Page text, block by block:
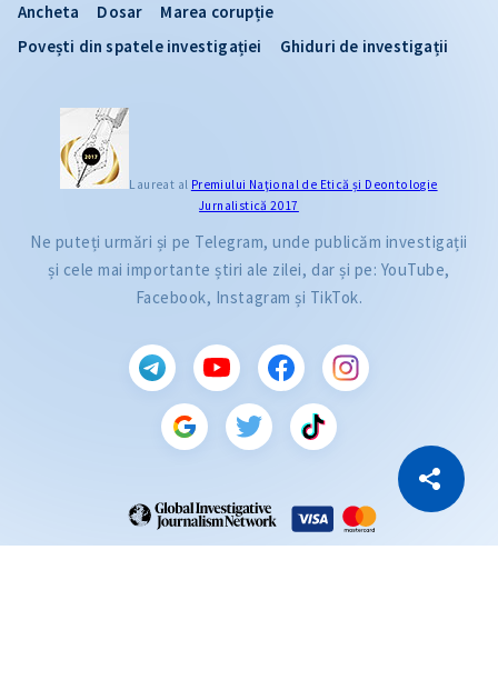
Copiază Link
Ancheta Dosar
Marea corupție
Povești din spatele investigației
Ghiduri de investigații
Laureat al Premiului Naţional de Etică și Deontologie
Jurnalistică 2017
Ne puteți urmări și pe Telegram, unde publicăm investigații
și cele mai importante știri ale zilei, dar și pe: YouTube,
Facebook, Instagram și TikTok.